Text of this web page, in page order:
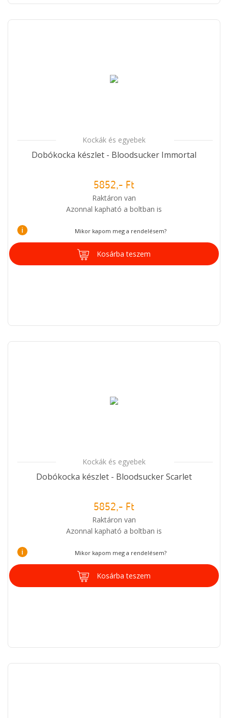
Kockák és egyebek
Dobókocka készlet - Bloodsucker Immortal
5852,- Ft
Raktáron van
Azonnal kapható a boltban is
i Mikor kapom meg a rendelésem?
Kosárba teszem
Kockák és egyebek
Dobókocka készlet - Bloodsucker Scarlet
5852,- Ft
Raktáron van
Azonnal kapható a boltban is
i Mikor kapom meg a rendelésem?
Kosárba teszem